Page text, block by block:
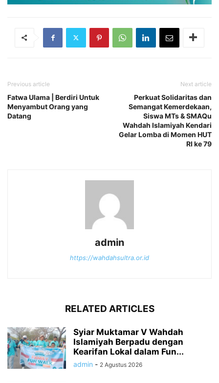
Previous article
Fatwa Ulama | Berdiri Untuk
Menyambut Orang yang
Datang
Next article
Perkuat Solidaritas dan
Semangat Kemerdekaan,
Siswa MTs & SMAQu
Wahdah Islamiyah Kendari
Gelar Lomba di Momen HUT
RI ke 79
admin
https://wahdahsultra.or.id
RELATED ARTICLES
Syiar Muktamar V Wahdah
Islamiyah Berpadu dengan
Kearifan Lokal dalam Fun...
admin - 2 Agustus 2026